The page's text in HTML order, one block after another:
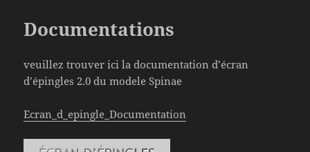
Documentations
veuillez trouver ici la documentation d’écran
d’épingles 2.0 du modele Spinae
Ecran_d_epingle_Documentation